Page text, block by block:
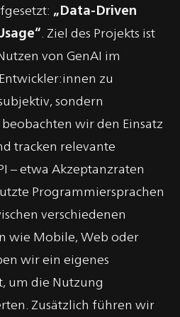
„Data-Driven
. Ziel des Projekts ist
von GenAI im
zu
sondern
wir den Einsatz
tracken relevante
– etwa Akzeptanzraten
Programmiersprachen
verschiedenen
wie Mobile, Web oder
wir ein eigenes
, um die Nutzung
Zusätzlich führen wir